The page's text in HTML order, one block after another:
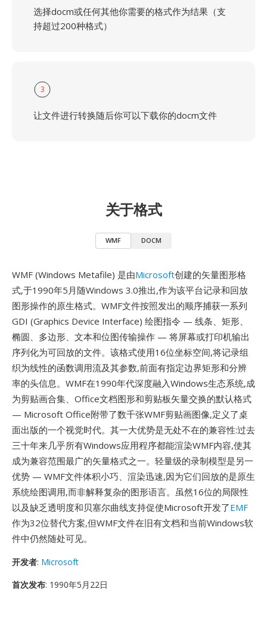
选择docm或任何其他你需要的格式作为结果（支
持超过200种格式）
3
让文件进行转换随后你可以下载你的docm文件
关于格式
WMF DOCM
WMF (Windows Metafile) 是由Microsoft创建的矢量图形格
式,于1990年5月随Windows 3.0推出,作为该平台记录和回放
图形操作的原生格式。WMF文件按照发出的顺序捕获一系列
GDI (Graphics Device Interface) 绘图指令 — 线条、矩形、
椭圆、多边形、文本和位图传输操作 — 将屏幕或打印机输出
序列化为可回放的文件。该格式使用16位坐标空间,将记录组
织为线性的函数调用流及其参数,前面有指定边界矩形和分辨
率的头信息。WMF在1990年代深度融入Windows生态系统,成
为剪贴画合集、Office文档图形和剪贴板矢量交换的默认格式
— Microsoft Office附带了数千张WMF剪贴画图像,定义了桌
面出版的一个视觉时代。其一大优势是无处不在的兼容性:过去
三十年来几乎所有Windows应用程序都能渲染WMF内容,使其
成为兼容范围最广的矢量格式之一。轻量级的录制模型是另一
优势 — WMF文件体积小巧、渲染迅速,因为它们回放的是原生
系统绘图调用,而非解释复杂的图形语言。虽然16位的局限性
以及缺乏透明度和贝塞尔曲线支持促使Microsoft开发了EMF
作为32位替代方案,但WMF文件在旧有文档和当前Windows软
件中仍然随处可见。
开发者: Microsoft
首次发布: 1990年5月22日